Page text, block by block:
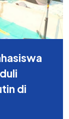
di